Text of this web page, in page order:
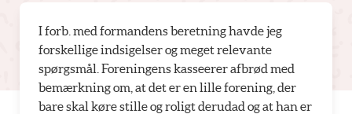
I forb. med formandens beretning havde jeg
forskellige indsigelser og meget relevante
spørgsmål. Foreningens kasseerer afbrød med
bemærkning om, at det er en lille forening, der
bare skal køre stille og roligt derudad og at han er